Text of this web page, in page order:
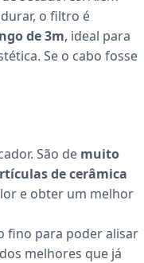
o filtro é
de 3m, ideal para
Se o cabo fosse
São de muito
de cerâmica
e obter um melhor
fino para poder alisar
melhores que já